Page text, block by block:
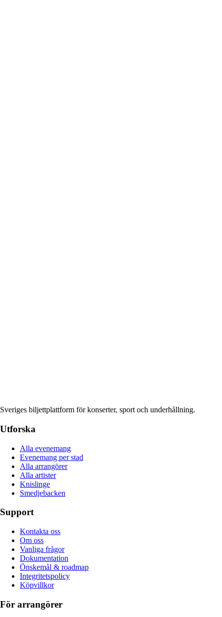
Sveriges biljettplattform för konserter, sport och underhållning.
Utforska
Alla evenemang
Evenemang per stad
Alla arrangörer
Alla artister
Knislinge
Smedjebacken
Support
Kontakta oss
Om oss
Vanliga frågor
Dokumentation
Önskemål & roadmap
Integritetspolicy
Köpvillkor
För arrangörer